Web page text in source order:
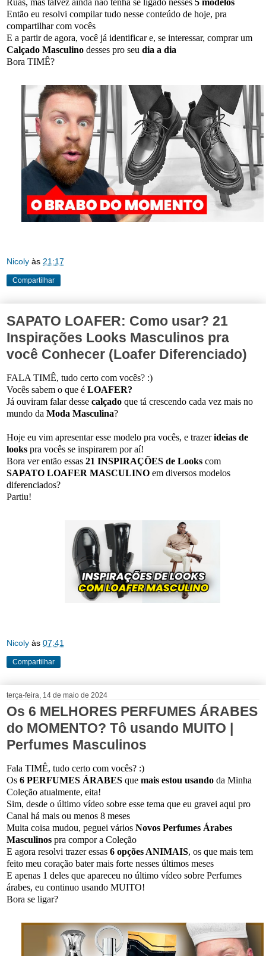
Ruas, mas talvez ainda não tenha se ligado nesses 5 modelos
Então eu resolvi compilar tudo nesse conteúdo de hoje, pra
compartilhar com vocês
E a partir de agora, você já identificar e, se interessar, comprar um
Calçado Masculino desses pro seu dia a dia
Bora TIMÊ?
Nicoly às 21:17
Compartilhar
SAPATO LOAFER: Como usar? 21
Inspirações Looks Masculinos pra
você Conhecer (Loafer Diferenciado)
FALA TIMÊ, tudo certo com vocês? :)
Vocês sabem o que é LOAFER?
Já ouviram falar desse calçado que tá crescendo cada vez mais no
mundo da Moda Masculina?
Hoje eu vim apresentar esse modelo pra vocês, e trazerideias de
looks pra vocês se inspirarem por aí!
Bora ver então essas 21 INSPIRAÇÕES de Looks com
SAPATO LOAFER MASCULINO em diversos modelos
diferenciados?
Partiu!
Nicoly às 07:41
Compartilhar
terça-feira, 14 de maio de 2024
Os 6 MELHORES PERFUMES ÁRABES
do MOMENTO? Tô usando MUITO |
Perfumes Masculinos
Fala TIMÊ, tudo certo com vocês? :)
Os 6 PERFUMES ÁRABES que mais estou usando da Minha
Coleção atualmente, eita!
Sim, desde o último vídeo sobre esse tema que eu gravei aqui pro
Canal há mais ou menos 8 meses
Muita coisa mudou, peguei vários Novos Perfumes Árabes
Masculinos pra compor a Coleção
E agora resolvi trazer essas 6 opções ANIMAIS, os que mais tem
feito meu coração bater mais forte nesses últimos meses
E apenas 1 deles que apareceu no último vídeo sobre Perfumes
árabes, eu continuo usando MUITO!
Bora se ligar?